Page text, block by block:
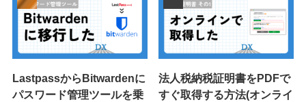
LastpassからBitwardenに
パスワード管理ツールを乗
法人税納税証明書をPDFで
すぐ取得する方法(オンライ